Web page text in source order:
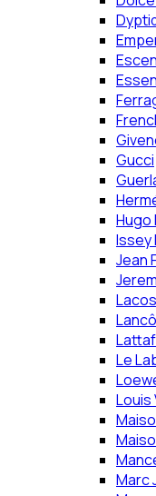
Gucci
Hugo
Issey
Jean
Le
Louis
Marc